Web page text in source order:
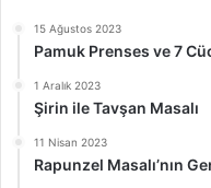
15 Ağustos 2023
Pamuk Prenses ve 7
1 Aralık 2023
Şirin ile Tavşan Masalı
11 Nisan 2023
Rapunzel Masalı’nın